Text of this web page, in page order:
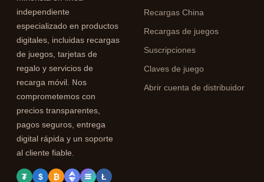
independiente
especializado en productos
digitales, incluidas recargas
de juegos, tarjetas de
regalo y servicios de
recarga móvil. Nos
comprometemos con
precios transparentes,
pagos seguros, entrega
digital rápida y un soporte
al cliente fiable.
₮ $ ₿ Ł
Recargas China
Recargas de juegos
Suscripciones
Claves de juego
Abrir cuenta de distribuidor